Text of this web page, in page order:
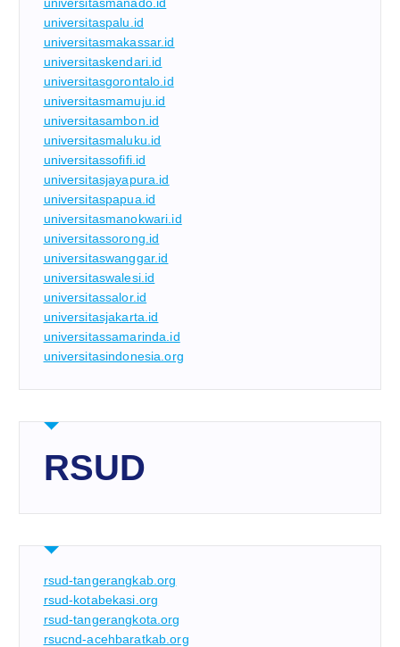
universitaspalu.id
universitasmakassar.id
universitaskendari.id
universitasgorontalo.id
universitasmamuju.id
universitasambon.id
universitasmaluku.id
universitassofifi.id
universitasjayapura.id
universitaspapua.id
universitasmanokwari.id
universitassorong.id
universitaswanggar.id
universitaswalesi.id
universitassalor.id
universitasjakarta.id
universitassamarinda.id
universitasindonesia.org
RSUD
rsud-tangerangkab.org
rsud-kotabekasi.org
rsud-tangerangkota.org
rsucnd-acehbaratkab.org